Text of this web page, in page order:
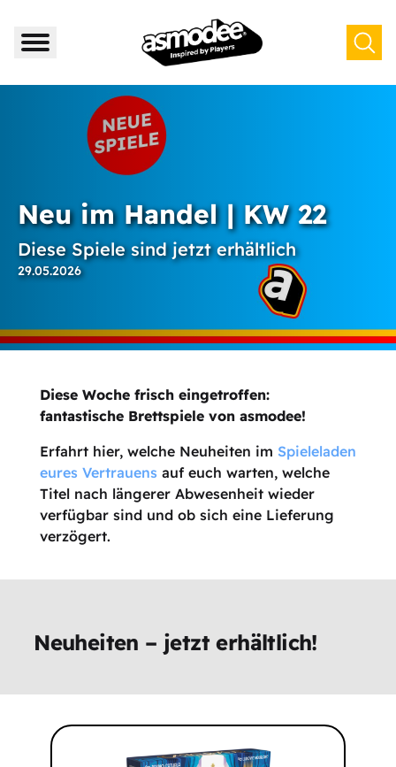
Neu im Handel | KW 22
Diese Spiele sind jetzt erhältlich
29.05.2026
Diese Woche frisch eingetroffen:
fantastische Brettspiele von asmodee!
Erfahrt hier, welche Neuheiten im Spieleladen
eures Vertrauens auf euch warten, welche
Titel nach längerer Abwesenheit wieder
verfügbar sind und ob sich eine Lieferung
verzögert.
Neuheiten – jetzt erhältlich!